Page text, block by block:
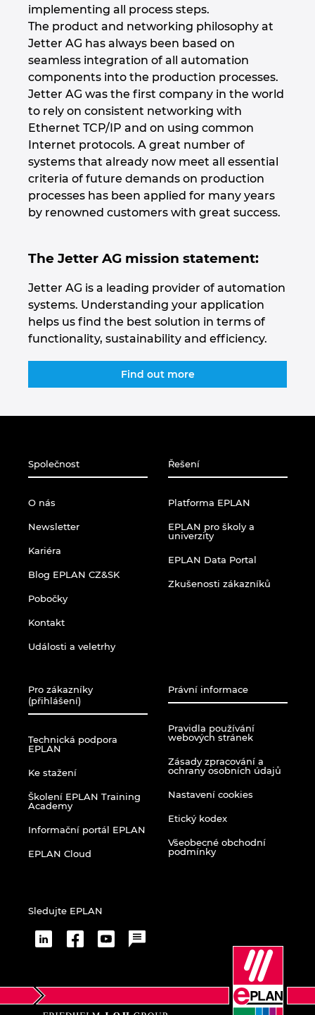
implementing all process steps.
The product and networking philosophy at
Jetter AG has always been based on
seamless integration of all automation
components into the production processes.
Jetter AG was the first company in the world
to rely on consistent networking with
Ethernet TCP/IP and on using common
Internet protocols. A great number of
systems that already now meet all essential
criteria of future demands on production
processes has been applied for many years
by renowned customers with great success.
The Jetter AG mission statement:
Jetter AG is a leading provider of automation
systems. Understanding your application
helps us find the best solution in terms of
functionality, sustainability and efficiency.
Find out more
Společnost
O nás
Newsletter
Kariéra
Blog EPLAN CZ&SK
Pobočky
Kontakt
Události a veletrhy
Řešení
Platforma EPLAN
EPLAN pro školy a
univerzity
EPLAN Data Portal
Zkušenosti zákazníků
Pro zákazníky
(přihlášení)
Technická podpora
EPLAN
Ke stažení
Školení EPLAN Training
Academy
Informační portál EPLAN
EPLAN Cloud
Právní informace
Pravidla používání
webových stránek
Zásady zpracování a
ochrany osobních údajů
Nastavení cookies
Etický kodex
Všeobecné obchodní
podmínky
Sledujte EPLAN
Německo
Nizozemsko
Norsko
Nový Zéland
Peru
Polsko
Rumunsko
Singapur
Slovinsko
Srbsko
Švédsko
Turecko
Ukrajina